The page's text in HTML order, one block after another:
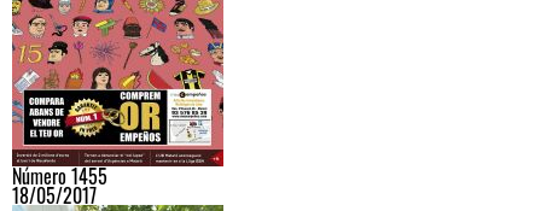
Número 1455
18/05/2017